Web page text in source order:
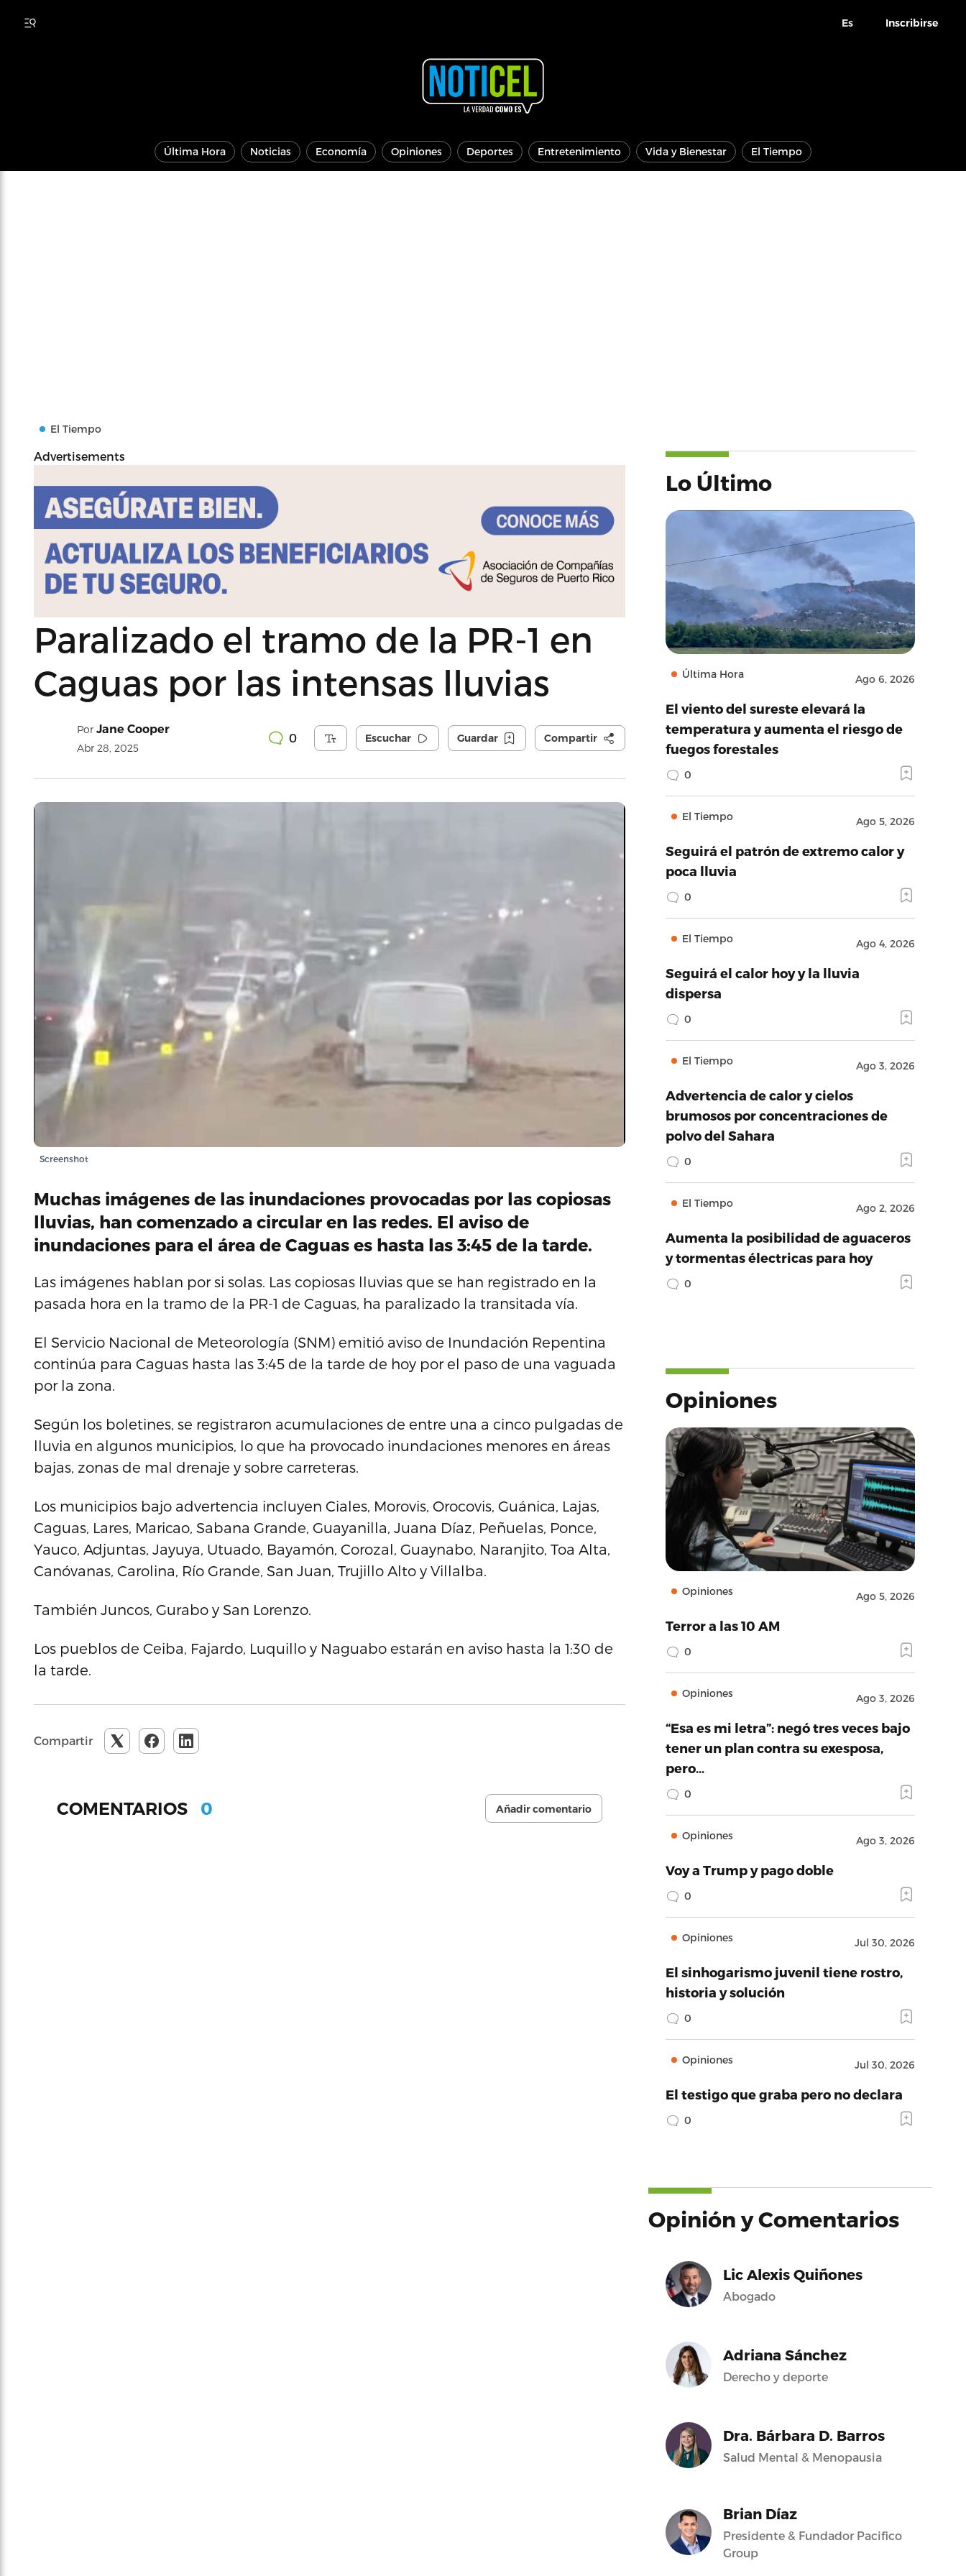
Es Inscribirse
Última Hora Noticias Economía Opiniones Deportes Entretenimiento Vida y Bienestar El Tiempo
El Tiempo
Advertisements
Paralizado el tramo de la PR-1 en
Caguas por las intensas lluvias
Por Jane Cooper
Abr 28, 2025
0 Escuchar Guardar Compartir
Screenshot
Muchas imágenes de las inundaciones provocadas por las copiosas
lluvias, han comenzado a circular en las redes. El aviso de
inundaciones para el área de Caguas es hasta las 3:45 de la tarde.
Las imágenes hablan por si solas. Las copiosas lluvias que se han registrado en la
pasada hora en la tramo de la PR-1 de Caguas, ha paralizado la transitada vía.
El Servicio Nacional de Meteorología (SNM) emitió aviso de Inundación Repentina
continúa para Caguas hasta las 3:45 de la tarde de hoy por el paso de una vaguada
por la zona.
Según los boletines, se registraron acumulaciones de entre una a cinco pulgadas de
lluvia en algunos municipios, lo que ha provocado inundaciones menores en áreas
bajas, zonas de mal drenaje y sobre carreteras.
Los municipios bajo advertencia incluyen Ciales, Morovis, Orocovis, Guánica, Lajas,
Caguas, Lares, Maricao, Sabana Grande, Guayanilla, Juana Díaz, Peñuelas, Ponce,
Yauco, Adjuntas, Jayuya, Utuado, Bayamón, Corozal, Guaynabo, Naranjito, Toa Alta,
Canóvanas, Carolina, Río Grande, San Juan, Trujillo Alto y Villalba.
También Juncos, Gurabo y San Lorenzo.
Los pueblos de Ceiba, Fajardo, Luquillo y Naguabo estarán en aviso hasta la 1:30 de
la tarde.
Compartir
COMENTARIOS 0 Añadir comentario
Lo Último
Última Hora Ago 6, 2026
El viento del sureste elevará la
temperatura y aumenta el riesgo de
fuegos forestales
0
El Tiempo Ago 5, 2026
Seguirá el patrón de extremo calor y
poca lluvia
0
El Tiempo Ago 4, 2026
Seguirá el calor hoy y la lluvia
dispersa
0
El Tiempo Ago 3, 2026
Advertencia de calor y cielos
brumosos por concentraciones de
polvo del Sahara
0
El Tiempo Ago 2, 2026
Aumenta la posibilidad de aguaceros
y tormentas électricas para hoy
0
Opiniones
Opiniones Ago 5, 2026
Terror a las 10 AM
0
Opiniones Ago 3, 2026
“Esa es mi letra”: negó tres veces bajo
tener un plan contra su exesposa,
pero…
0
Opiniones Ago 3, 2026
Voy a Trump y pago doble
0
Opiniones Jul 30, 2026
El sinhogarismo juvenil tiene rostro,
historia y solución
0
Opiniones Jul 30, 2026
El testigo que graba pero no declara
0
Opinión y Comentarios
Lic Alexis Quiñones
Abogado
Adriana Sánchez
Derecho y deporte
Dra. Bárbara D. Barros
Salud Mental & Menopausia
Brian Díaz
Presidente & Fundador Pacifico
Group